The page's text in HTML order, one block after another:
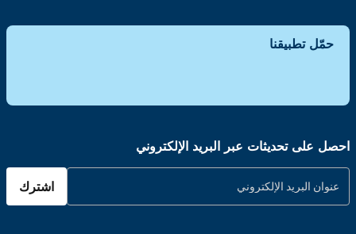
حمّل تطبيقنا
احصل على تحديثات عبر البريد الإلكتروني
اشترك